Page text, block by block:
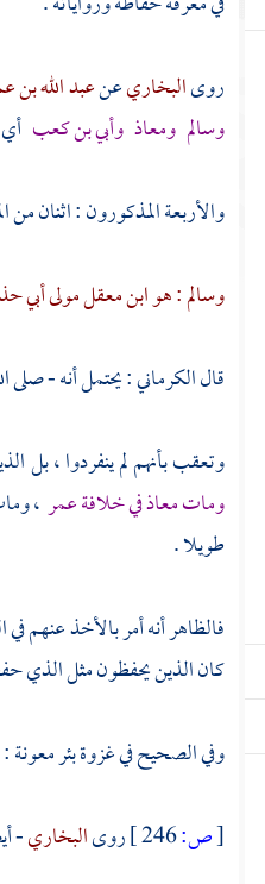
روىالبخاريعنعبد الله
وسالم ومعاذ وأبي بن كعب
والأربعة المذكورون : اثنان من
وسالم : هو ابن معقل مولى أبي
قالالكرماني :يحتمل أنه - صلى
وتعقب بأنهم لم ينفردوا ، بل
وماتمعاذفي خلافةعمر،
طويلا .
فالظاهر أنه أمر بالأخذ
كان الذين يحفظون مثل الذي
وفي الصحيح في غزوةبئر معونة:
[ص: روىالبخاري-